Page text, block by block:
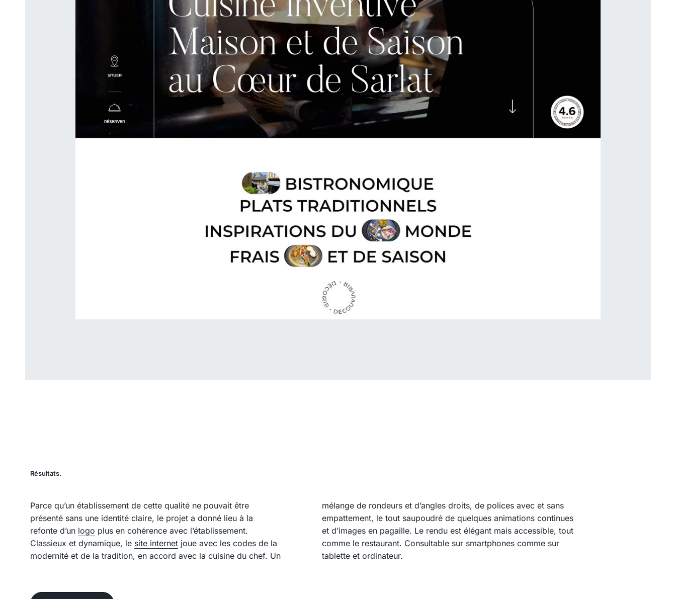
Résultats.
Parce qu’un établissement de cette qualité ne pouvait être
présenté sans une identité claire, le projet a donné lieu à la
refonte d’un logo plus en cohérence avec l’établissement.
Classieux et dynamique, le site internet joue avec les codes de la
modernité et de la tradition, en accord avec la cuisine du chef. Un
mélange de rondeurs et d’angles droits, de polices avec et sans
empattement, le tout saupoudré de quelques animations continues
et d’images en pagaille. Le rendu est élégant mais accessible, tout
comme le restaurant. Consultable sur smartphones comme sur
tablette et ordinateur.